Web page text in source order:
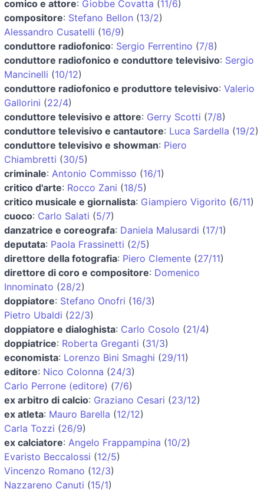
comico e attore: Giobbe Covatta (11/6)
compositore: Stefano Bellon (13/2)
Alessandro Cusatelli (16/9)
conduttore radiofonico: Sergio Ferrentino (7/8)
conduttore radiofonico e conduttore televisivo: Sergio
Mancinelli (10/12)
conduttore radiofonico e produttore televisivo: Valerio
Gallorini (22/4)
conduttore televisivo e attore: Gerry Scotti (7/8)
conduttore televisivo e cantautore: Luca Sardella (19/2)
conduttore televisivo e showman: Piero
Chiambretti (30/5)
criminale: Antonio Commisso (16/1)
critico d'arte: Rocco Zani (18/5)
critico musicale e giornalista: Giampiero Vigorito (6/11)
cuoco: Carlo Salati (5/7)
danzatrice e coreografa: Daniela Malusardi (17/1)
deputata: Paola Frassinetti (2/5)
direttore della fotografia: Piero Clemente (27/11)
direttore di coro e compositore: Domenico
Innominato (28/2)
doppiatore: Stefano Onofri (16/3)
Pietro Ubaldi (22/3)
doppiatore e dialoghista: Carlo Cosolo (21/4)
doppiatrice: Roberta Greganti (31/3)
economista: Lorenzo Bini Smaghi (29/11)
editore: Nico Colonna (24/3)
Carlo Perrone (editore) (7/6)
ex arbitro di calcio: Graziano Cesari (23/12)
ex atleta: Mauro Barella (12/12)
Carla Tozzi (26/9)
ex calciatore: Angelo Frappampina (10/2)
Evaristo Beccalossi (12/5)
Vincenzo Romano (12/3)
Nazzareno Canuti (15/1)